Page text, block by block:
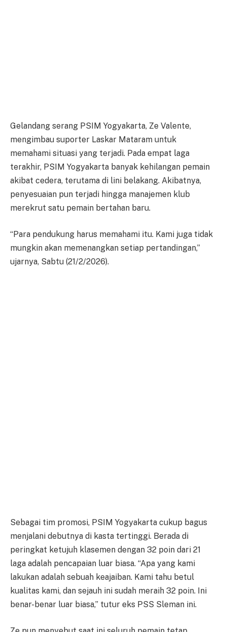
Gelandang serang PSIM Yogyakarta, Ze Valente,
mengimbau suporter Laskar Mataram untuk
memahami situasi yang terjadi. Pada empat laga
terakhir, PSIM Yogyakarta banyak kehilangan pemain
akibat cedera, terutama di lini belakang. Akibatnya,
penyesuaian pun terjadi hingga manajemen klub
merekrut satu pemain bertahan baru.
“Para pendukung harus memahami itu. Kami juga tidak
mungkin akan memenangkan setiap pertandingan,”
ujarnya, Sabtu (21/2/2026).
Sebagai tim promosi, PSIM Yogyakarta cukup bagus
menjalani debutnya di kasta tertinggi. Berada di
peringkat ketujuh klasemen dengan 32 poin dari 21
laga adalah pencapaian luar biasa. “Apa yang kami
lakukan adalah sebuah keajaiban. Kami tahu betul
kualitas kami, dan sejauh ini sudah meraih 32 poin. Ini
benar-benar luar biasa,” tutur eks PSS Sleman ini.